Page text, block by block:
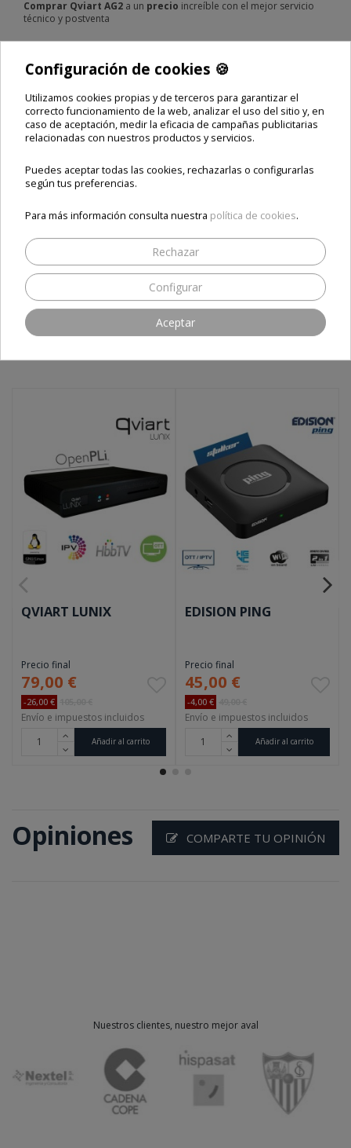
Comprar Qviart AG2 a un precio increíble con el mejor servicio
técnico y postventa
Compartir
qviart ott qviart Qviart AG
Comparte este producto
ESTOS PRODUCTOS TE
PUEDEN INTERESAR
QVIART LUNIX
Precio final
79,00 €
-26,00 €
Envío e impuestos incluidos
Añadir al carrito
EDISION PING
Precio final
45,00 €
-4,00 €
Envío e impuestos incluidos
Añadir al carrito
COMPARTE TU OPINIÓN
Opiniones
Nuestros clientes, nuestro mejor aval
Configuración de cookies 🍪
Utilizamos cookies propias y de terceros para garantizar el
correcto funcionamiento de la web, analizar el uso del sitio y, en
caso de aceptación, medir la eficacia de campañas publicitarias
relacionadas con nuestros productos y servicios.
Puedes aceptar todas las cookies, rechazarlas o configurarlas
según tus preferencias.
Para más información consulta nuestra política de cookies.
Rechazar
Configurar
Aceptar